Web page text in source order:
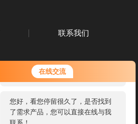
在线交流
您好！欢迎前来咨询，很高兴为您
服务，请问您要咨询什么问题呢？
您好，看您停留很久了，是否找到
了需求产品，您可以直接在线与我
联系我们